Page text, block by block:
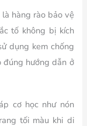
hàng rào bảo vệ
tố không bị kích
dụng kem chống
hướng dẫn ở
cơ học như nón
tối màu khi di